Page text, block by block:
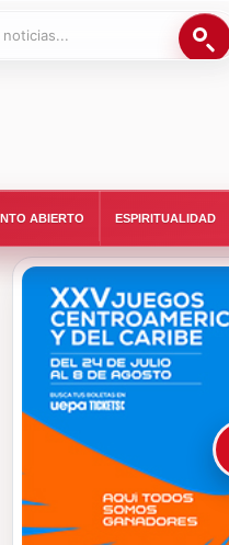
ABIERTO ESPIRITUALIDAD